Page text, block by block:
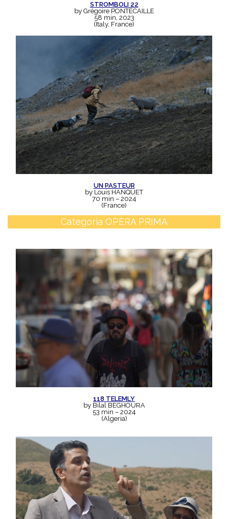
STROMBOLI 22
by Grégoire PONTÉCAILLE
58 min, 2023
(Italy, France)
UN PASTEUR
by Louis HANQUET
70 min – 2024
(France)
Categoria OPERA PRIMA
118 TELEMLY
by Bilal BEGHOURA
53 min – 2024
(Algeria)